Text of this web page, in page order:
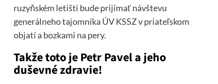
ruzyňském letišti bude prijímať návštevu
generálneho tajomníka ÚV KSSZ v priateľskom
objatí a bozkami na pery.
Takže toto je Petr Pavel a jeho
duševné zdravie!